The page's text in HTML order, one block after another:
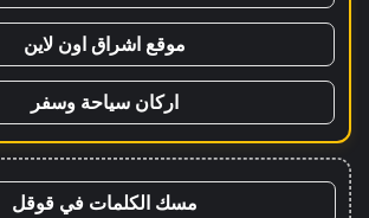
موقع اشراق اون لاين
اركان سياحة وسفر
مسك الكلمات في قوقل